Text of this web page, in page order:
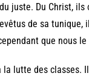
juste. Du Christ,
de sa
que nous
lutte des classes.